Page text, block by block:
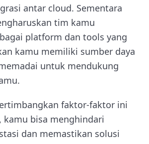
antar cloud. Sementara
tim kamu
platform dan tools yang
kamu memiliki sumber daya
untuk mendukung
faktor-faktor ini
kamu bisa menghindari
dan memastikan solusi